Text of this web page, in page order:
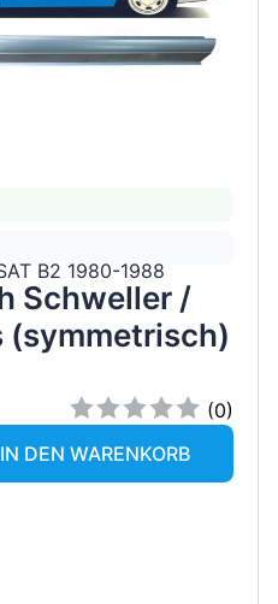
B2 1980-1988
Schweller /
(symmetrisch)
(0)
IN DEN WARENKORB